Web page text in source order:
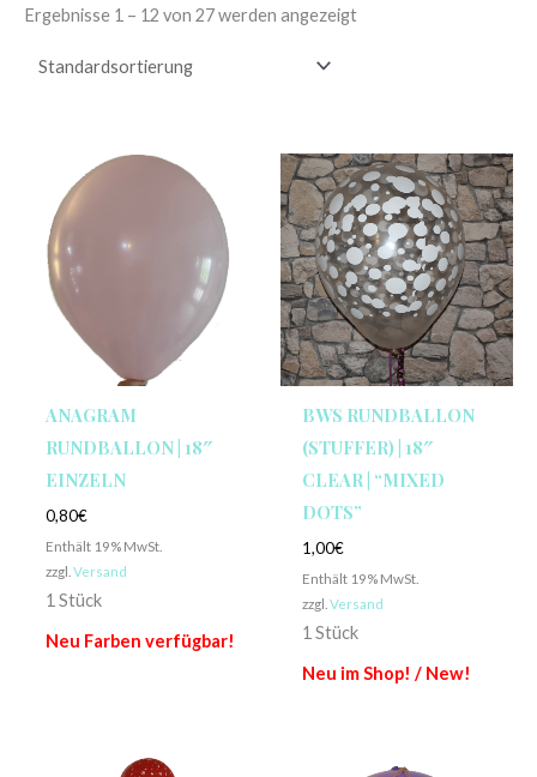
Showing 1–24 of 27 results
ANAGRAM
RUNDBALLON | 18″
EINZELN
0,80€
Enthält 19% MwSt.
zzgl. Versand
1 Stück
Neu Farben verfügbar!
BWS RUNDBALLON
(STUFFER) | 18″
CLEAR | “MIXED
DOTS”
1,00€
Enthält 19% MwSt.
zzgl. Versand
1 Stück
Neu im Shop! / New!